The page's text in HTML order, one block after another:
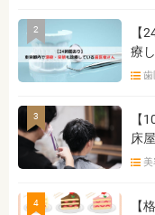
2
【
療
3
【
床
4
【